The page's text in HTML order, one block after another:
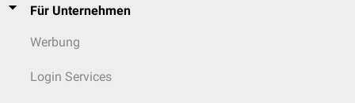
Für Unternehmen
Werbung
Login Services